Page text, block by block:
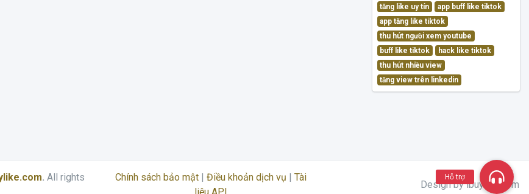
tăng like uy tín
app buff like tiktok
app tăng like tiktok
thu hút người xem youtube
buff like tiktok
hack like tiktok
thu hút nhiều view
tăng view trên linkedin
. All rights
Chính sách bảo mật| Điều khoản dịch vụ | Tài
Design by ibuylike.com
Hỗ trợ